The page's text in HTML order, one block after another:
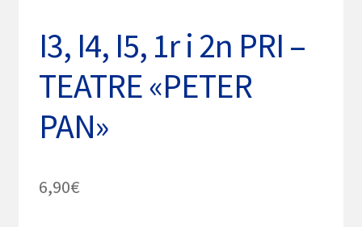
I3, I4, I5, 1r i 2n PRI –
TEATRE «PETER
PAN»
6,90€